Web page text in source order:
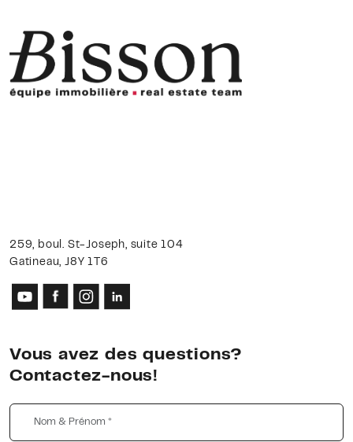
259, boul. St-Joseph, suite 104
Gatineau, J8Y 1T6
Vous avez des questions?
Contactez-nous!